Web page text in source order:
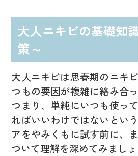
大人ニキビの基礎知
策～
大人ニキビは思春期のニキ
つもの要因が複雑に絡み合
つまり、単純にいつも使っ
ればいいわけではないとい
アをやみくもに試す前に、
ついて理解を深めてみましょ